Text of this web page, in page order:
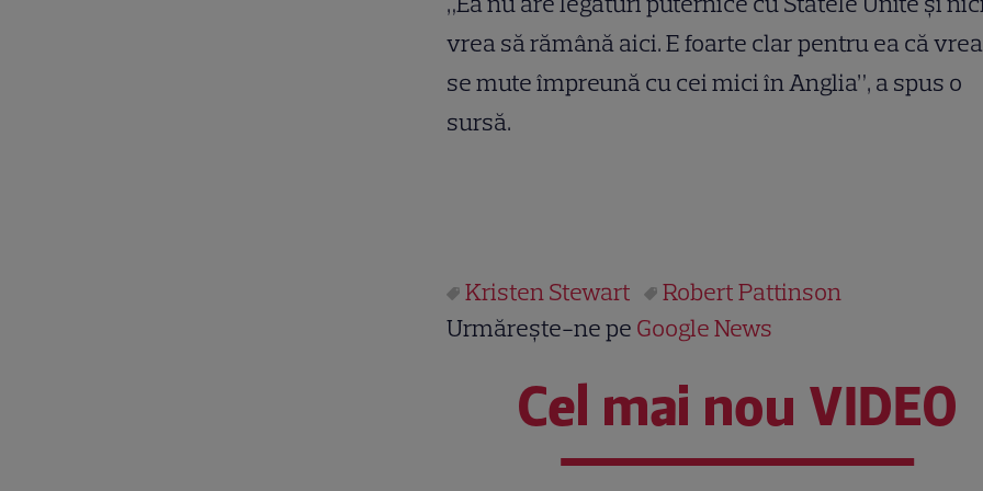
vrea să rămână aici. E foarte clar pentru ea că
se mute împreună cu cei mici în Anglia”, a spus o
sursă.
Kristen Stewart
Robert Pattinson
Urmărește-ne pe Google News
Cel mai nou VIDEO